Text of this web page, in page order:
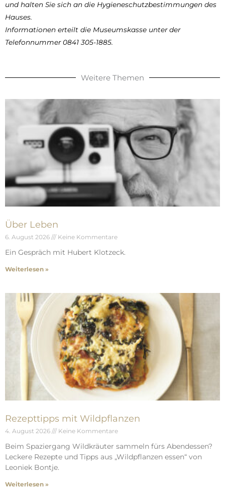
und halten Sie sich an die Hygieneschutzbestimmungen des
Hauses.
Informationen erteilt die Museumskasse unter der
Telefonnummer 0841 305-1885.
Weitere Themen
Über Leben
6. August 2026 Keine Kommentare
Ein Gespräch mit Hubert Klotzeck.
Weiterlesen »
Rezepttipps mit Wildpflanzen
4. August 2026 Keine Kommentare
Beim Spaziergang Wildkräuter sammeln fürs Abendessen?
Leckere Rezepte und Tipps aus „Wildpflanzen essen“ von
Leoniek Bontje.
Weiterlesen »